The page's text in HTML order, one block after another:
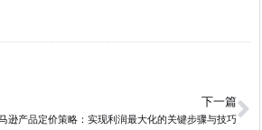
下一篇
逊产品定价策略：实现利润最大化的关键步骤与技巧